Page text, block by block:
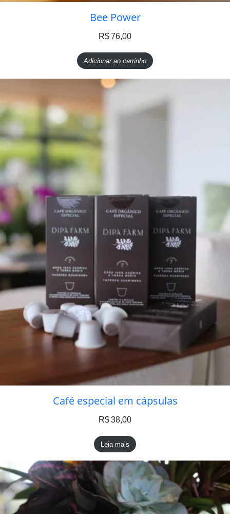
Bee Power
R$76,00
Adicionar ao carrinho
Café especial em cápsulas
R$38,00
Leia mais